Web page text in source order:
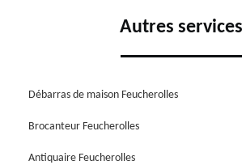
Autres services
Débarras de maison Feucherolles
Brocanteur Feucherolles
Antiquaire Feucherolles